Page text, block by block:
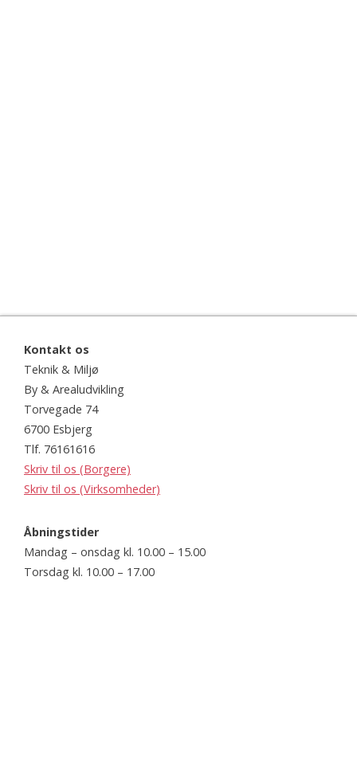
Kontakt os
Teknik & Miljø
By & Arealudvikling
Torvegade 74
6700 Esbjerg
Tlf. 76161616
Skriv til os (Borgere)
Skriv til os (Virksomheder)
Åbningstider
Mandag – onsdag kl. 10.00 – 15.00
Torsdag kl. 10.00 – 17.00